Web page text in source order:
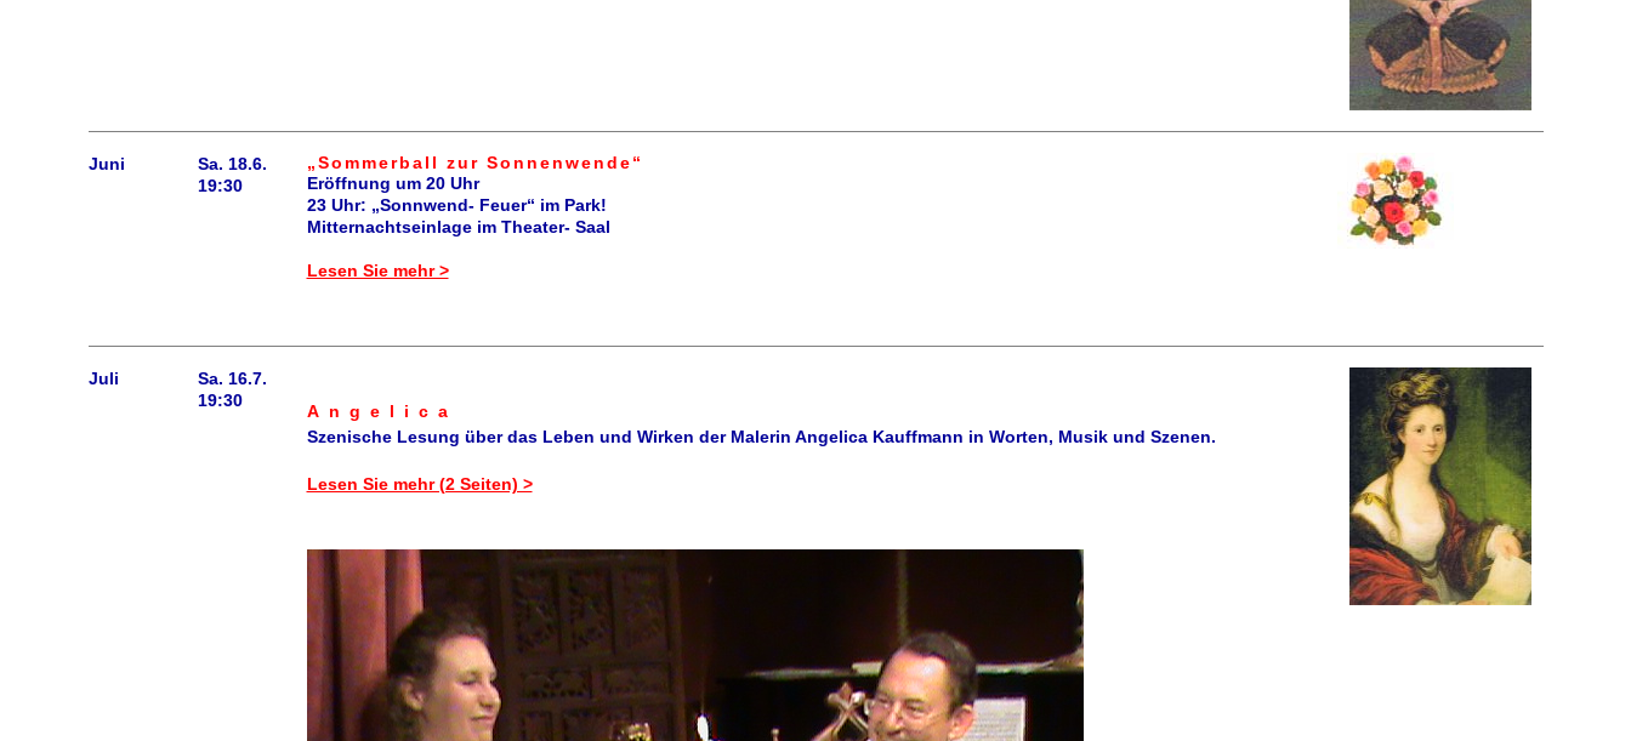
Juni
Sa. 18.6.
19:30
„Sommerball zur Sonnenwende“
Eröffnung um 20 Uhr
23 Uhr: „Sonnwend- Feuer“ im Park!
Mitternachtseinlage im Theater- Saal
Lesen Sie mehr >
Juli
Sa. 16.7.
19:30
Angelica
Szenische Lesung über das Leben und Wirken der Malerin Angelica Kauffmann in Worten, Musik und Szenen.
Lesen Sie mehr (2 Seiten) >